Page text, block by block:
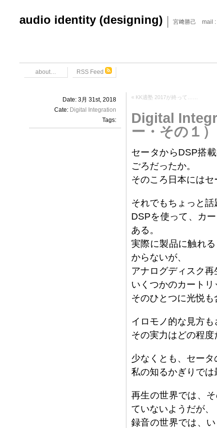
audio identity (designing) 宮﨑勝己 mail :
about… RSS Feed
Date: 3月 31st, 2018
Cate: Digital Integration
Tags:
« KK適塾 2017が終って……
Digital
ー・その１）
セータからDSP搭
ごろだったか。
そのころ日本には
それでもちょっと
DSPを使って、カ
ある。
実際に製品に触れ
からないが、
アナログディスク
いくつかのカート
そのひとつに光悦
イロモノ的な見方
その実力はどの程
少なくとも、セー
私の知るかぎりで
再生の世界では、
ていないようだが、
録音の世界では、